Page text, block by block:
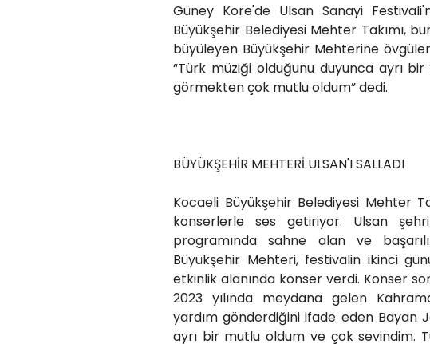
Güney Kore'de Ulsan Sanayi
Büyükşehir Belediyesi Mehter Takımı,
büyüleyen Büyükşehir Mehterine
“Türk müziği olduğunu duyunca ayrı
görmekten çok mutlu oldum” dedi.
BÜYÜKŞEHİR MEHTERİ ULSAN'I SALLADI
Kocaeli Büyükşehir Belediyesi Mehter
konserlerle ses getiriyor. Ulsan
programında sahne alan ve
Büyükşehir Mehteri, festivalin ikinci
etkinlik alanında konser verdi. Konser
2023 yılında meydana gelen
yardım gönderdiğini ifade eden Bayan
ayrı bir mutlu oldum ve çok sevindim.